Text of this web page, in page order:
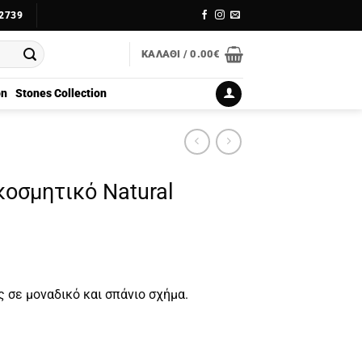
ΚΑΛΆΘΙ /0.00€
Stones Collection
Natural
μοναδικό και σπάνιο σχήμα.